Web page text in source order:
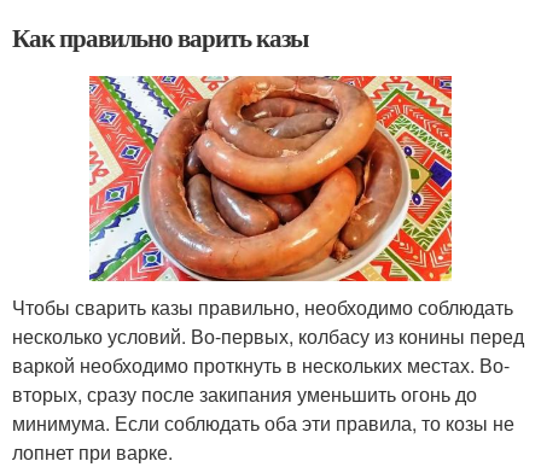
Как правильно варить казы
Чтобы сварить казы правильно, необходимо соблюдать
несколько условий. Во-первых, колбасу из конины перед
варкой необходимо проткнуть в нескольких местах. Во-
вторых, сразу после закипания уменьшить огонь до
минимума. Если соблюдать оба эти правила, то козы не
лопнет при варке.